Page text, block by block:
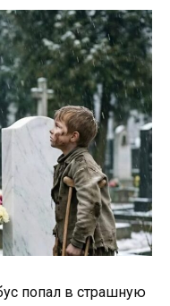
попал в страшную